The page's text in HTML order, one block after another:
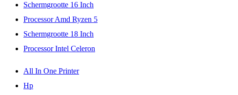
Schermgrootte 16 Inch
Processor Amd Ryzen 5
Schermgrootte 18 Inch
Processor Intel Celeron
All In One Printer
Hp